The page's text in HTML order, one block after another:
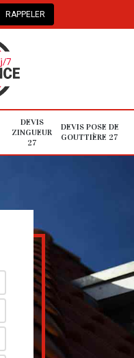
DEVIS
ZINGUEUR
27
DEVIS POSE DE
GOUTTIÈRE 27